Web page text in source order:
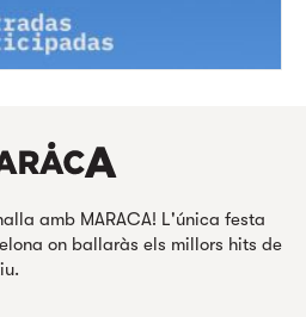
amb MARACA! L'única festa
on ballaràs els millors hits de